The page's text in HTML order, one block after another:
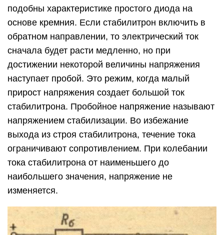
подобны характеристике простого диода на
основе кремния. Если стабилитрон включить в
обратном направлении, то электрический ток
сначала будет расти медленно, но при
достижении некоторой величины напряжения
наступает пробой. Это режим, когда малый
прирост напряжения создает большой ток
стабилитрона. Пробойное напряжение называют
напряжением стабилизации. Во избежание
выхода из строя стабилитрона, течение тока
ограничивают сопротивлением. При колебании
тока стабилитрона от наименьшего до
наибольшего значения, напряжение не
изменяется.